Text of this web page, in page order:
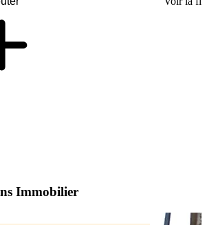
Immobilier